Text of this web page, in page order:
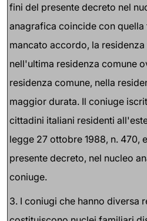
fini del presente decreto nel
anagrafica coincide con quella
mancato accordo, la
nell'ultima residenza comune
residenza comune, nella
maggior durata. Il coniuge
cittadini italiani residenti
legge 27 ottobre 1988, n. 470,
presente decreto, nel nucleo
coniuge.
3. I coniugi che hanno diversa